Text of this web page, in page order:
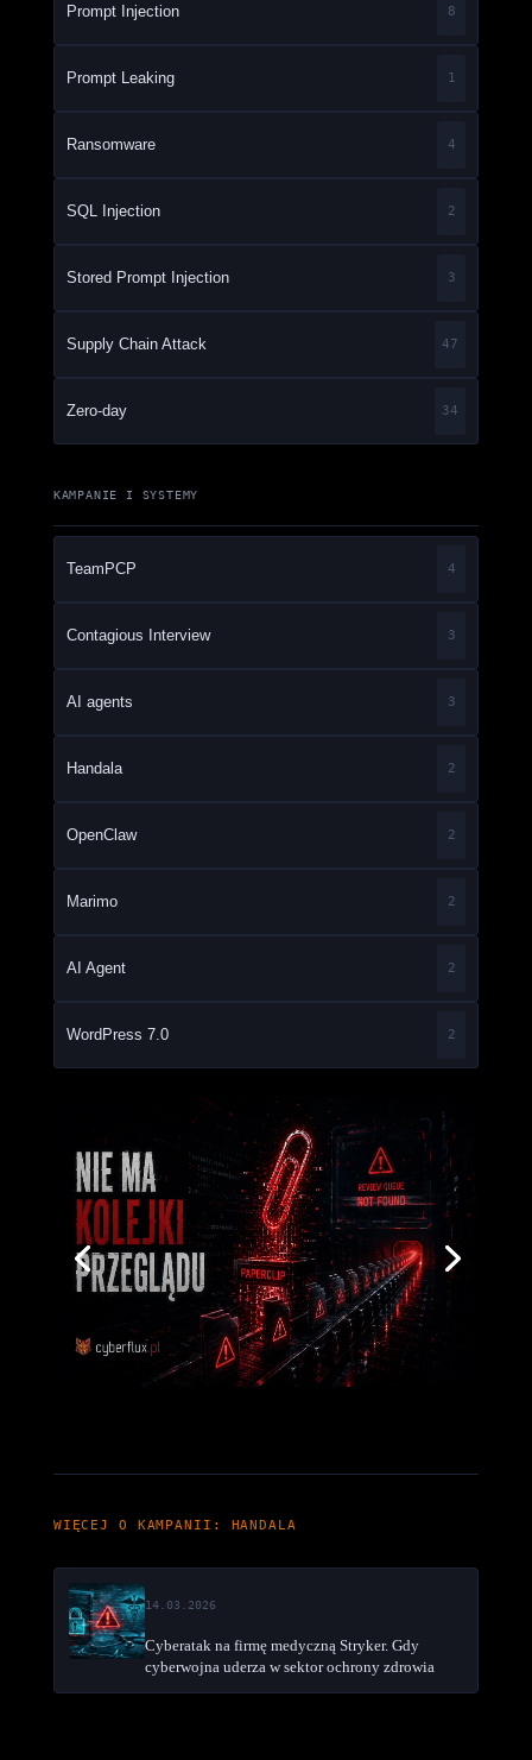
Prompt Injection 8
Prompt Leaking 1
Ransomware 4
SQL Injection 2
Stored Prompt Injection 3
Supply Chain Attack 47
Zero-day 34
KAMPANIE I SYSTEMY
TeamPCP 4
Contagious Interview 3
AI agents 3
Handala 2
OpenClaw 2
Marimo 2
AI Agent 2
WordPress 7.0 2
WIĘCEJ O KAMPANII: HANDALA
14.03.2026
Cyberatak na firmę medyczną Stryker. Gdy
cyberwojna uderza w sektor ochrony zdrowia